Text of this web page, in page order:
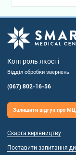
Контроль якості
Відділ обробки звернень
(067) 802-16-56
Залишити відгук про МЦ
Скарга керівництву
Поставити запитання